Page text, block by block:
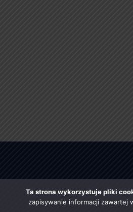
Ta strona wykorzystuje pliki
zapisywanie informacji zawartej